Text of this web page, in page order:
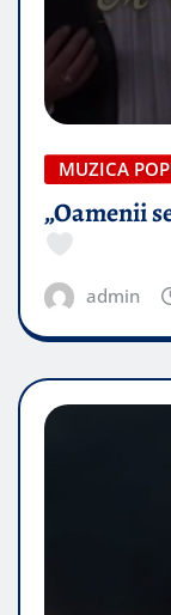
MUZICA
„Oamenii
admin